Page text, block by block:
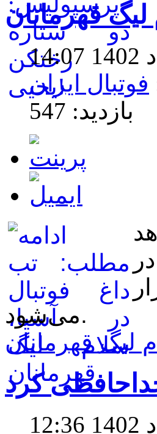
قهرمانان
فوتبال ایران
بازدید: 547
در
می‌شود.
لیگ قهرمانان
کرد